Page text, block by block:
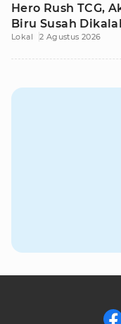
Hero Rush TCG,
Biru Susah
Lokal 2 Agustus 2026